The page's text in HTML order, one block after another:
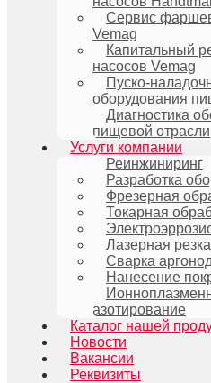
Сервис
Vemag
Капитальный
насосов Vemag
Пуско-
оборудования
Диагностика
пищевой отрасли
Услуги компании
Реинжиниринг
Разработка
Фрезерная
Токарная
Лазерная резка
Сварка
Нанесение
азотирование
Каталог нашей
Новости
Вакансии
Реквизиты